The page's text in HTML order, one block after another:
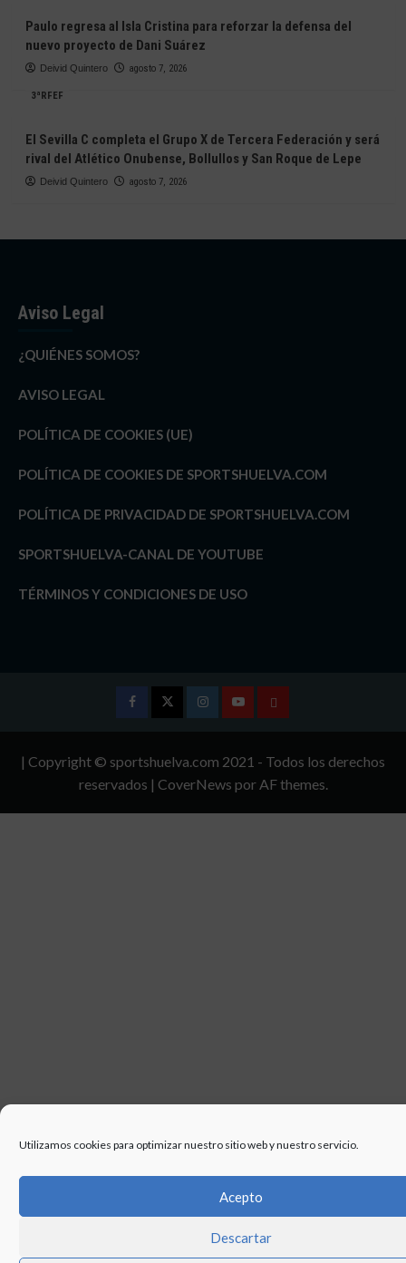
Utilizamos cookies para optimizar nuestro sitio web y nuestro servicio.
Acepto
Descartar
Paulo regresa al Isla Cristina para reforzar la defensa del
nuevo proyecto de Dani Suárez
Deivid Quintero agosto 7, 2026
3ªRFEF
El Sevilla C completa el Grupo X de Tercera Federación y será
rival del Atlético Onubense, Bollullos y San Roque de Lepe
Deivid Quintero agosto 7, 2026
Aviso Legal
¿QUIÉNES SOMOS?
AVISO LEGAL
POLÍTICA DE COOKIES (UE)
POLÍTICA DE COOKIES DE SPORTSHUELVA.COM
POLÍTICA DE PRIVACIDAD DE SPORTSHUELVA.COM
SPORTSHUELVA-CANAL DE YOUTUBE
TÉRMINOS Y CONDICIONES DE USO
InstagramYoutubeTÉRMINOS
CONDICIONES
| Copyright © sportshuelva.com 2021 - Todos los derechos
reservados | CoverNews por AF themes.